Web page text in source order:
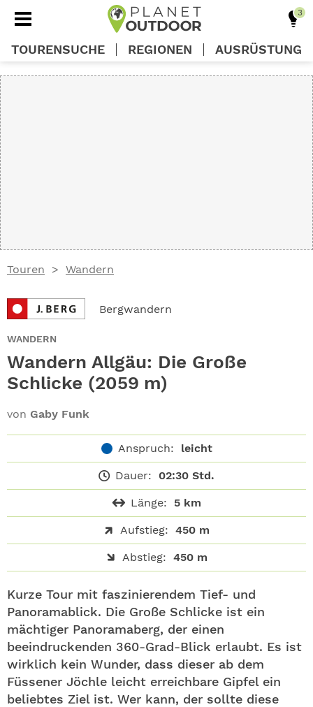
Touren Wandern
Bergwandern
WANDERN
Wandern Allgäu: Die Große
Schlicke (2059 m)
von Gaby Funk
Anspruch: leicht
Dauer: 02:30 Std.
Länge: 5 km
Aufstieg: 450 m
Abstieg: 450 m
Kurze Tour mit faszinierendem Tief- und
Panoramablick. Die Große Schlicke ist ein
mächtiger Panoramaberg, der einen
beeindruckenden 360-Grad-Blick erlaubt. Es ist
wirklich kein Wunder, dass dieser ab dem
Füssener Jöchle leicht erreichbare Gipfel ein
beliebtes Ziel ist. Wer kann, der sollte diese
TOURENSUCHE REGIONEN AUSRÜSTUNG
ABO
GEWINNEN
NEWSLETTER
SHOP